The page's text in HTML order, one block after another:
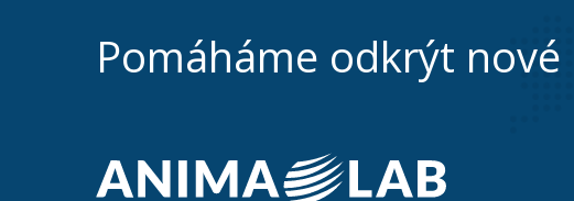
Pomáháme odkrýt nové